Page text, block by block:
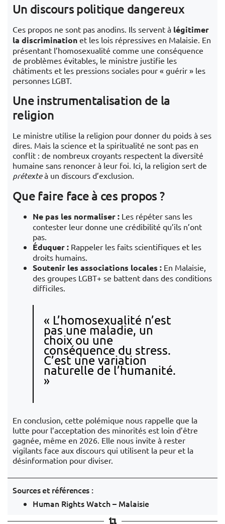
Un discours politique dangereux
Ces propos ne sont pas anodins. Ils servent à légitimer
la discrimination et les lois répressives en Malaisie. En
présentant l’homosexualité comme une conséquence
de problèmes évitables, le ministre justifie les
châtiments et les pressions sociales pour « guérir » les
personnes LGBT.
Une instrumentalisation de la
religion
Le ministre utilise la religion pour donner du poids à ses
dires. Mais la science et la spiritualité ne sont pas en
conflit : de nombreux croyants respectent la diversité
humaine sans renoncer à leur foi. Ici, la religion sert de
prétexteà un discours d’exclusion.
Que faire face à ces propos ?
Ne pas les normaliser : Les répéter sans les
contester leur donne une crédibilité qu’ils n’ont
pas.
Éduquer : Rappeler les faits scientifiques et les
droits humains.
Soutenir les associations locales : En Malaisie,
des groupes LGBT+ se battent dans des conditions
difficiles.
« L’homosexualité n’est
pas une maladie, un
choix ou une
conséquence du stress.
C’est une variation
naturelle de l’humanité.
»
En conclusion, cette polémique nous rappelle que la
lutte pour l’acceptation des minorités est loin d’être
gagnée, même en 2026. Elle nous invite à rester
vigilants face aux discours qui utilisent la peur et la
désinformation pour diviser.
Sources et références :
Human Rights Watch – Malaisie